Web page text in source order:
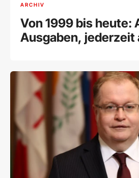
ARCHIV
Von 1999 bis heute:
Ausgaben, jederzeit